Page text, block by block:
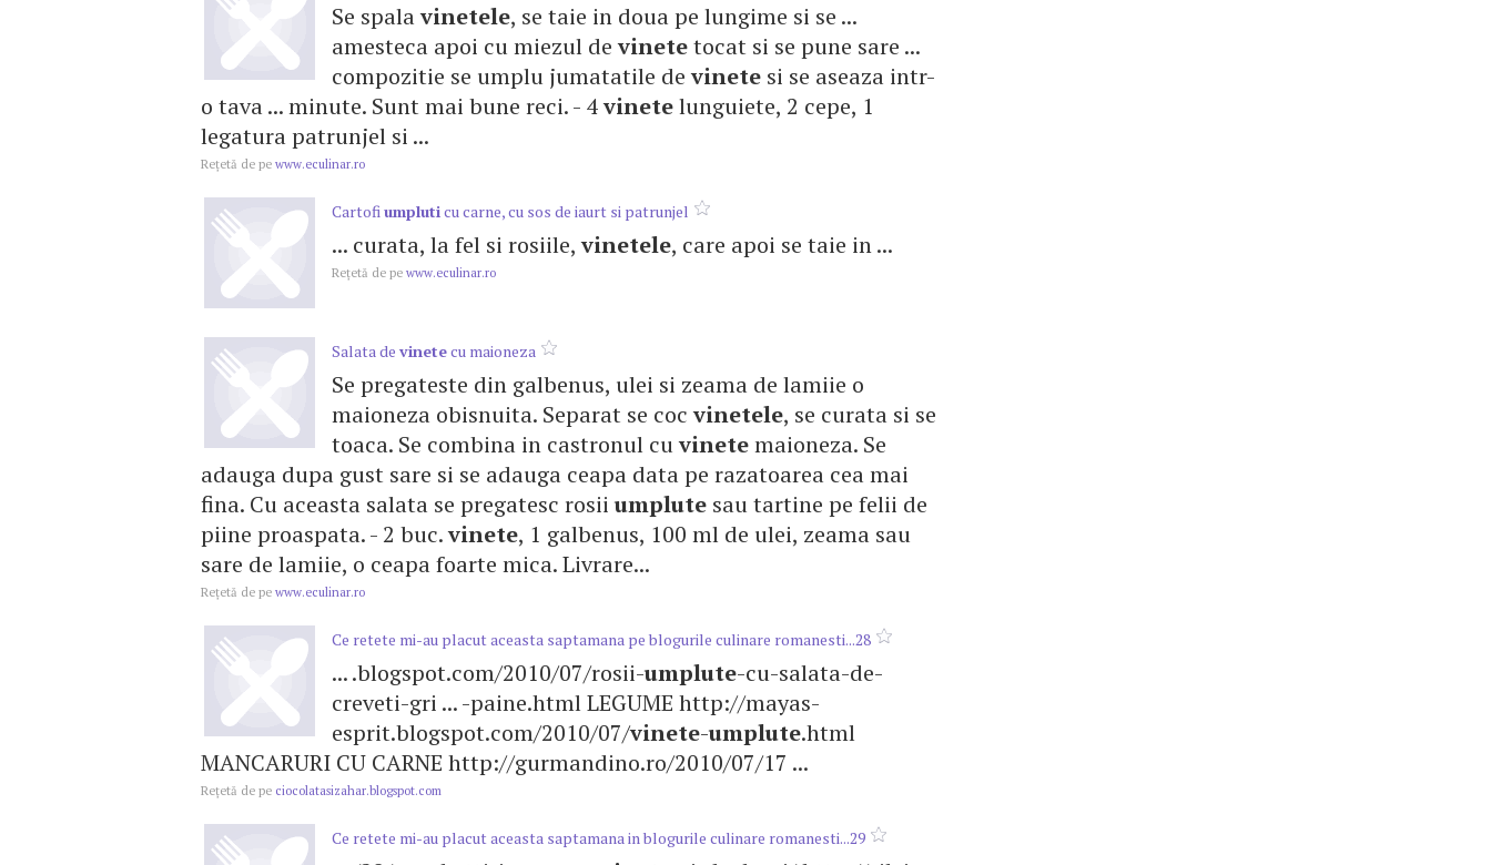
Se spalavinetele, se taie in doua pe lungime si se ...
amesteca apoi cu miezul devinetetocat si se pune sare ...
compozitie se umplu jumatatile devinete si se aseaza intr-
o tava ... minute. Sunt mai bune reci. - 4vinetelunguiete, 2 cepe, 1
legatura patrunjel si ...
Reţetă de pe www.eculinar.ro
Cartofiumpluticu carne, cu sos de iaurt si patrunjel
... curata, la fel si rosiile,vinetele, care apoi se taie in ...
Reţetă de pe www.eculinar.ro
Salata de vinetecu maioneza
Se pregateste din galbenus, ulei si zeama de lamiie o
maioneza obisnuita. Separat se cocvinetele, se curata si se
toaca. Se combina in castronul cuvinetemaioneza. Se
adauga dupa gust sare si se adauga ceapa data pe razatoarea cea mai
fina. Cu aceasta salata se pregatesc rosiiumplute sau tartine pe felii de
piine proaspata. - 2 buc.vinete, 1 galbenus, 100 ml de ulei, zeama sau
sare de lamiie, o ceapa foarte mica. Livrare...
Reţetă de pe www.eculinar.ro
Ce retete mi-au placut aceasta saptamana pe blogurile culinare romanesti...28
... .blogspot.com/2010/07/rosii-umplute-cu-salata-de-
creveti-gri ... -paine.html LEGUME http://mayas-
esprit.blogspot.com/2010/07/vinete-umplute.html
MANCARURI CU CARNE http://gurmandino.ro/2010/07/17 ...
Reţetă de pe ciocolatasizahar.blogspot.com
Ce retete mi-au placut aceasta saptamana in blogurile culinare romanesti...29